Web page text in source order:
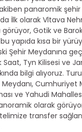
takiben panaromik
İlk olarak Vltava
görüyor, Gotik ve
yapıda kısa bir
Şehir Meydanına
Tyn Kilisesi ve
bilgi alıyoruz.
Cumhuriyet
ve Yahudi
olarak
transfer